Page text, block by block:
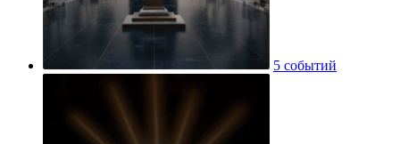
5 событий